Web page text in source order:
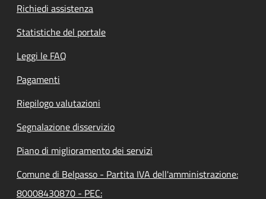
Richiedi assistenza
Statistiche del portale
Leggi le FAQ
Pagamenti
Riepilogo valutazioni
Segnalazione disservizio
Piano di miglioramento dei servizi
Comune di Belpasso - Partita IVA dell'amministrazione:
80008430870 - PEC: